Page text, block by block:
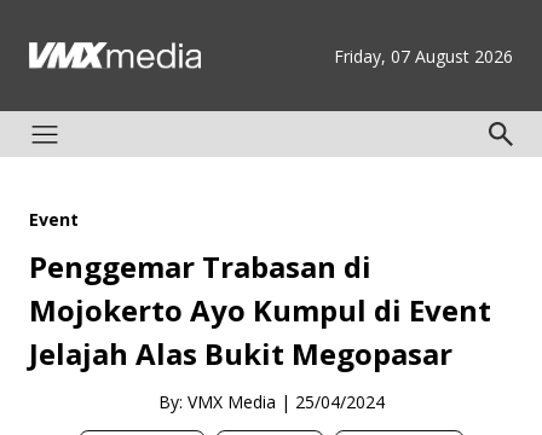
Friday, 07 August 2026
Event
Penggemar Trabasan di
Mojokerto Ayo Kumpul di Event
Jelajah Alas Bukit Megopasar
By: VMX Media | 25/04/2024